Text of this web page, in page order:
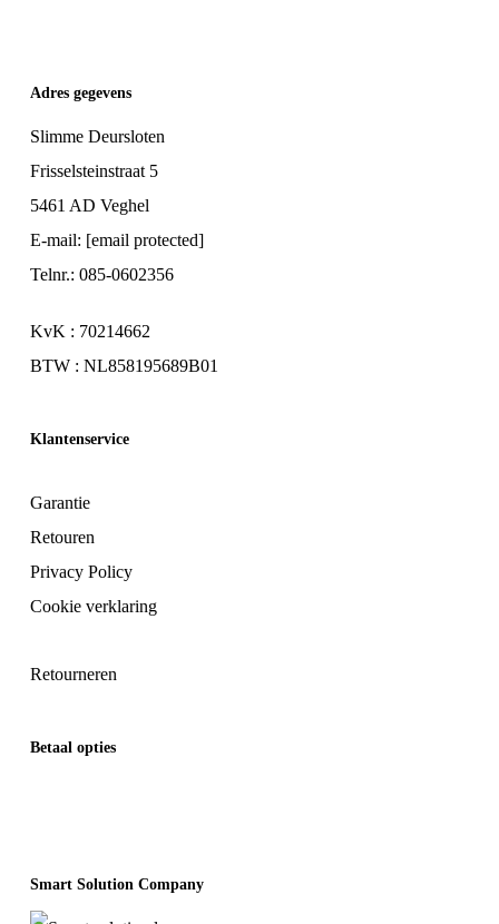
Adres gegevens
Slimme Deursloten
Frisselsteinstraat 5
5461 AD Veghel
E-mail: [email protected]
Telnr.: 085-0602356
KvK : 70214662
BTW : NL858195689B01
Klantenservice
Garantie
Retouren
Privacy Policy
Cookie verklaring
Retourneren
Betaal opties
Smart Solution Company